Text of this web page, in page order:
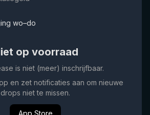
wo–do
op voorraad
is niet (meer) inschrijfbaar.
en zet notificaties aan om nieuwe
drops niet te missen.
App Store